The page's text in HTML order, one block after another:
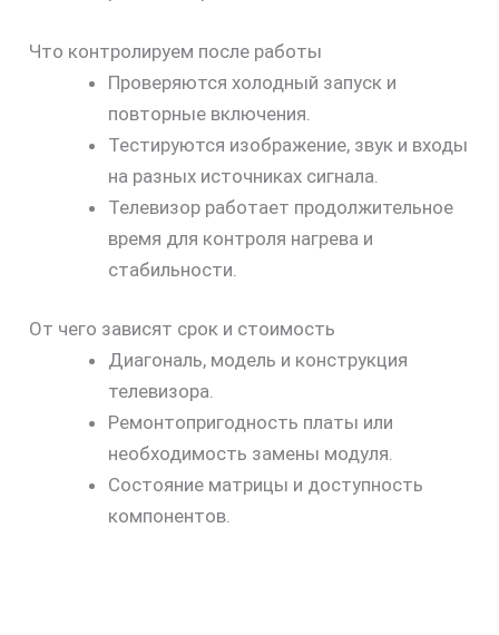
Что контролируем после работы
Проверяются холодный запуск и
повторные включения.
Тестируются изображение, звук и входы
на разных источниках сигнала.
Телевизор работает продолжительное
время для контроля нагрева и
стабильности.
От чего зависят срок и стоимость
Диагональ, модель и конструкция
телевизора.
Ремонтопригодность платы или
необходимость замены модуля.
Состояние матрицы и доступность
компонентов.